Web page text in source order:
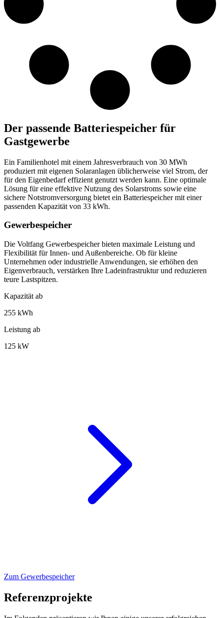
Der passende Batteriespeicher für
Gastgewerbe
Ein Familienhotel mit einem Jahresverbrauch von 30 MWh
produziert mit eigenen Solaranlagen üblicherweise viel Strom, der
für den Eigenbedarf effizient genutzt werden kann. Eine optimale
Lösung für eine effektive Nutzung des Solarstroms sowie eine
sichere Notstromversorgung bietet ein Batteriespeicher mit einer
passenden Kapazität von 33 kWh.
Gewerbespeicher
Die Voltfang Gewerbespeicher bieten maximale Leistung und
Flexibilität für Innen- und Außenbereiche. Ob für kleine
Unternehmen oder industrielle Anwendungen, sie erhöhen den
Eigenverbrauch, verstärken Ihre Ladeinfrastruktur und reduzieren
teure Lastspitzen.
Kapazität ab
255 kWh
Leistung ab
125 kW
Zum Gewerbespeicher
Referenzprojekte